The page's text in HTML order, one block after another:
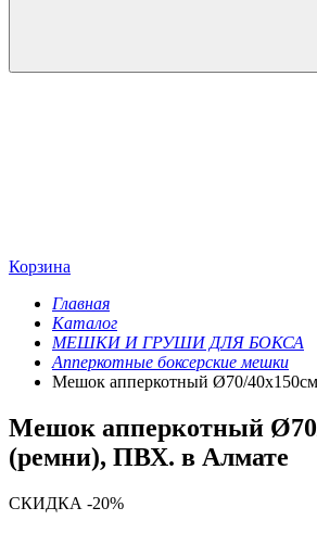
Корзина
Главная
Каталог
МЕШКИ И ГРУШИ ДЛЯ БОКСА
Апперкотные боксерские мешки
Мешок апперкотный Ø70/
Мешок апперкотный
(ремни), ПВХ. в Алмате
СКИДКА -20%